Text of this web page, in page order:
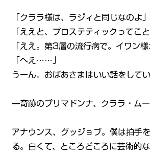
「クララ様は、ラジィと同じなのよ」
「ええと、プロステティックってこと
「ええ。第3層の流行病で。イワン
「へえ……」
うーん。おばあさまはいい話をして
—奇跡のプリマドンナ、クララ・ム
アナウンス、グッジョブ。僕は拍手
る。白くて、ところどころに芸術的